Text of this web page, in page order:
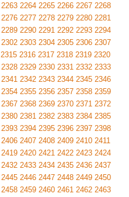
2263 2264 2265 2266 2267 2268
2276 2277 2278 2279 2280 2281
2289 2290 2291 2292 2293 2294
2302 2303 2304 2305 2306 2307
2315 2316 2317 2318 2319 2320
2328 2329 2330 2331 2332 2333
2341 2342 2343 2344 2345 2346
2354 2355 2356 2357 2358 2359
2367 2368 2369 2370 2371 2372
2380 2381 2382 2383 2384 2385
2393 2394 2395 2396 2397 2398
2406 2407 2408 2409 2410 2411
2419 2420 2421 2422 2423 2424
2432 2433 2434 2435 2436 2437
2445 2446 2447 2448 2449 2450
2458 2459 2460 2461 2462 2463